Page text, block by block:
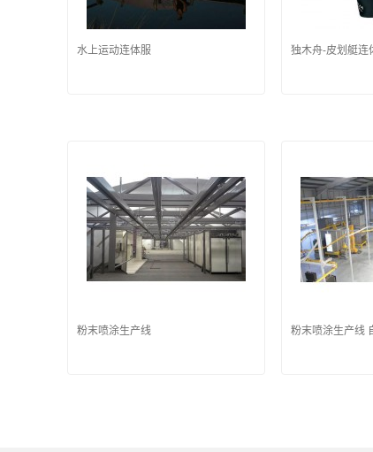
水上运动连体服 独木舟-皮划艇连
粉末喷涂生产线 粉末喷涂生产线